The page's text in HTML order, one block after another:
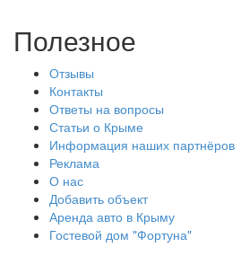
Полезное
Отзывы
Контакты
Ответы на вопросы
Статьи о Крыме
Информация наших партнёров
Реклама
О нас
Добавить объект
Аренда авто в Крыму
Гостевой дом "Фортуна"